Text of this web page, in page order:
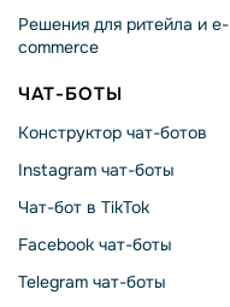
Решения для ритейла и e-
commerce
ЧАТ-БОТЫ
Конструктор чат-ботов
Instagram чат-боты
Чат-бот в TikTok
Facebook чат-боты
Telegram чат-боты